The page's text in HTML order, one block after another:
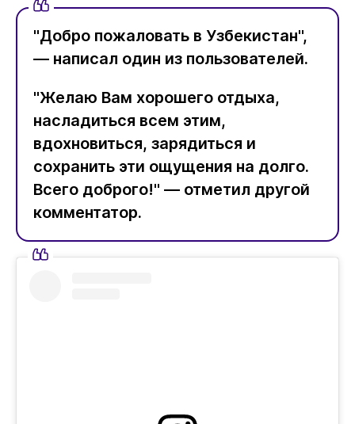
"Добро пожаловать в Узбекистан",
— написал один из пользователей.
"Желаю Вам хорошего отдыха,
насладиться всем этим,
вдохновиться, зарядиться и
сохранить эти ощущения на долго.
Всего доброго!" — отметил другой
комментатор.